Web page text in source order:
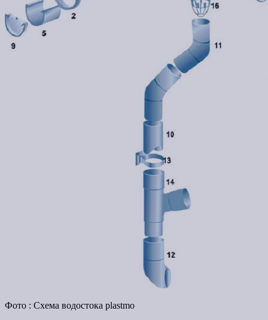
Фото : Схема водостока plastmo